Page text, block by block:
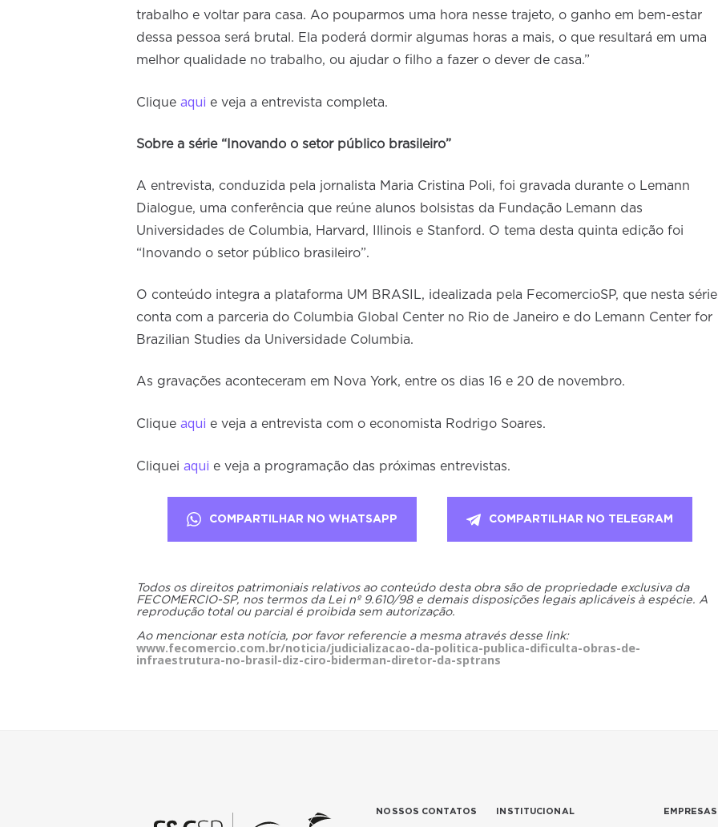
trabalho e voltar para casa. Ao pouparmos uma hora nesse trajeto, o ganho em bem-estar
dessa pessoa será brutal. Ela poderá dormir algumas horas a mais, o que resultará em uma
melhor qualidade no trabalho, ou ajudar o filho a fazer o dever de casa.”
Clique aqui e veja a entrevista completa.
Sobre a série “Inovando o setor público brasileiro”
A entrevista, conduzida pela jornalista Maria Cristina Poli, foi gravada durante o Lemann
Dialogue, uma conferência que reúne alunos bolsistas da Fundação Lemann das
Universidades de Columbia, Harvard, Illinois e Stanford. O tema desta quinta edição foi
“Inovando o setor público brasileiro”.
O conteúdo integra a plataforma UM BRASIL, idealizada pela FecomercioSP, que nesta série
conta com a parceria do Columbia Global Center no Rio de Janeiro e do Lemann Center for
Brazilian Studies da Universidade Columbia.
As gravações aconteceram em Nova York, entre os dias 16 e 20 de novembro.
Clique aqui e veja a entrevista com o economista Rodrigo Soares.
Cliquei aqui e veja a programação das próximas entrevistas.
COMPARTILHAR NO WHATSAPP COMPARTILHAR NO TELEGRAM
Todos os direitos patrimoniais relativos ao conteúdo desta obra são de propriedade exclusiva da
FECOMERCIO-SP, nos termos da Lei nº 9.610/98 e demais disposições legais aplicáveis à espécie. A
reprodução total ou parcial é proibida sem autorização.
Ao mencionar esta notícia, por favor referencie a mesma através desse link:
www.fecomercio.com.br/noticia/judicializacao-da-politica-publica-dificulta-obras-de-
infraestrutura-no-brasil-diz-ciro-biderman-diretor-da-sptrans
NOSSOS CONTATOS INSTITUCIONAL EMPRESAS